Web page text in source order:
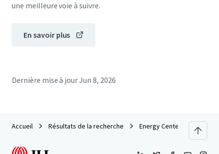
une meilleure voie à suivre.
En savoir plus
Dernière mise à jourJun 8, 2026
Accueil Résultats de la recherche Energy Center II | 575 N